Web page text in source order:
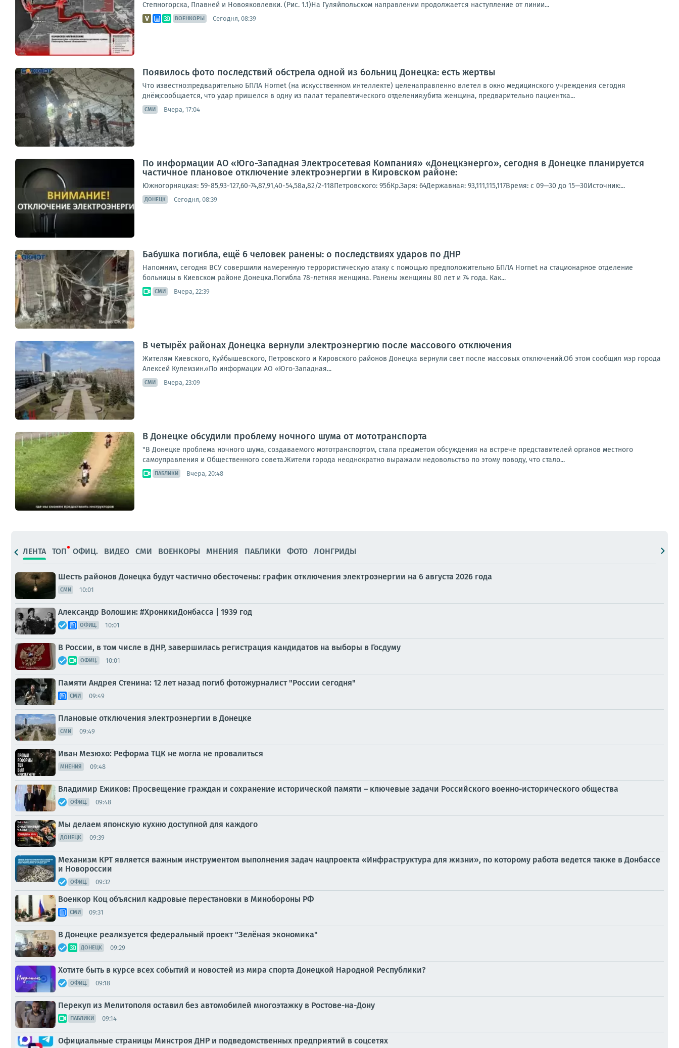
Степногорска, Плавней и Новояковлевки. (Рис. 1.1)На Гуляйпольском направлении продолжается наступление от линии...
ВОЕНКОРЫ Сегодня, 08:39
Появилось фото последствий обстрела одной из больниц Донецка: есть жертвы
Что известно:предварительно БПЛА Hornet (на искусственном интеллекте) целенаправленно влетел в окно медицинского учреждения сегодня
днём;сообщается, что удар пришелся в одну из палат терапевтического отделения;убита женщина, предварительно пациентка...
СМИ Вчера, 17:04
По информации АО «Юго-Западная Электросетевая Компания» «Донецкэнерго», сегодня в Донецке планируется
частичное плановое отключение электроэнергии в Кировском районе:
Южногорняцкая: 59-85,93-127,60-74,87,91,40-54,58а,82/2-118Петровского: 95бКр.Заря: 64Державная: 93,111,115,117Время: с 09—30 до 15—30Источник:...
ДОНЕЦК Сегодня, 08:39
Бабушка погибла, ещё 6 человек ранены: о последствиях ударов по ДНР
Напомним, сегодня ВСУ совершили намеренную террористическую атаку с помощью предположительно БПЛА Hornet на стационарное отделение
больницы в Киевском районе Донецка.Погибла 78-летняя женщина. Ранены женщины 80 лет и 74 года. Как...
СМИ Вчера, 22:39
В четырёх районах Донецка вернули электроэнергию после массового отключения
Жителям Киевского, Куйбышевского, Петровского и Кировского районов Донецка вернули свет после массовых отключений.Об этом сообщил мэр города
Алексей Кулемзин.«По информации АО «Юго-Западная...
СМИ Вчера, 23:09
В Донецке обсудили проблему ночного шума от мототранспорта
"В Донецке проблема ночного шума, создаваемого мототранспортом, стала предметом обсуждения на встрече представителей органов местного
самоуправления и Общественного совета.Жители города неоднократно выражали недовольство по этому поводу, что стало...
ПАБЛИКИ Вчера, 20:48
ЛЕНТА ТОП ОФИЦ. ВИДЕО СМИ ВОЕНКОРЫ МНЕНИЯ ПАБЛИКИ ФОТО ЛОНГРИДЫ
Шесть районов Донецка будут частично обесточены: график отключения электроэнергии на 6 августа 2026 года
СМИ 10:01
Александр Волошин: #ХроникиДонбасса | 1939 год
ОФИЦ. 10:01
В России, в том числе в ДНР, завершилась регистрация кандидатов на выборы в Госдуму
ОФИЦ. 10:01
Памяти Андрея Стенина: 12 лет назад погиб фотожурналист "России сегодня"
СМИ 09:49
Плановые отключения электроэнергии в Донецке
СМИ 09:49
Иван Мезюхо: Реформа ТЦК не могла не провалиться
МНЕНИЯ 09:48
Владимир Ежиков: Просвещение граждан и сохранение исторической памяти – ключевые задачи Российского военно-исторического общества
ОФИЦ. 09:48
Мы делаем японскую кухню доступной для каждого
ДОНЕЦК 09:39
Механизм КРТ является важным инструментом выполнения задач нацпроекта «Инфраструктура для жизни», по которому работа ведется также в Донбассе
и Новороссии
ОФИЦ. 09:32
Военкор Коц объяснил кадровые перестановки в Минобороны РФ
СМИ 09:31
В Донецке реализуется федеральный проект "Зелёная экономика"
ДОНЕЦК 09:29
Хотите быть в курсе всех событий и новостей из мира спорта Донецкой Народной Республики?
ОФИЦ. 09:18
Перекуп из Мелитополя оставил без автомобилей многоэтажку в Ростове-на-Дону
ПАБЛИКИ 09:14
Официальные страницы Минстроя ДНР и подведомственных предприятий в соцсетях